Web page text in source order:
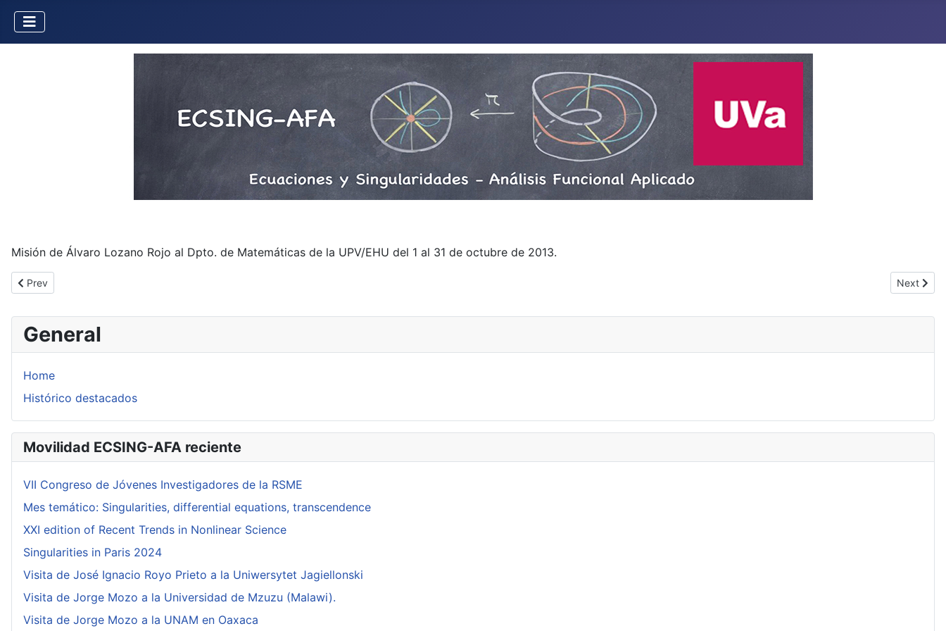
General
Home
Histórico destacados
Movilidad ECSING-AFA reciente
VII Congreso de Jóvenes Investigadores de la RSME
Mes temático: Singularities, differential equations, transcendence
XXI edition of Recent Trends in Nonlinear Science
Singularities in Paris 2024
Visita de José Ignacio Royo Prieto a la Uniwersytet Jagiellonski
Visita de Jorge Mozo a la Universidad de Mzuzu (Malawi).
Visita de Jorge Mozo a la UNAM en Oaxaca
Misión de Álvaro Lozano Rojo al Dpto. de Matemáticas de la UPV/EHU del 1 al 31 de octubre de 2013.
Previous article: Misión de F. Alcalde a la UVa
Prev Next
Next